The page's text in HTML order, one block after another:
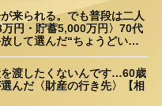
が来られる。でも普段は二人
円・貯蓄5,000万円〉70代
して選んだ“ちょうどいい
渡したくないんです…60歳
んだ〈財産の行き先〉【相